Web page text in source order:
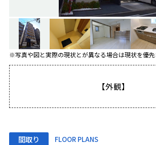
※写真や図と実際の現状とが異なる場合は現状を優先
【外観】
間取り FLOOR PLANS